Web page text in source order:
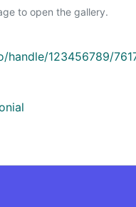
to open the gallery.
handle/123456789/